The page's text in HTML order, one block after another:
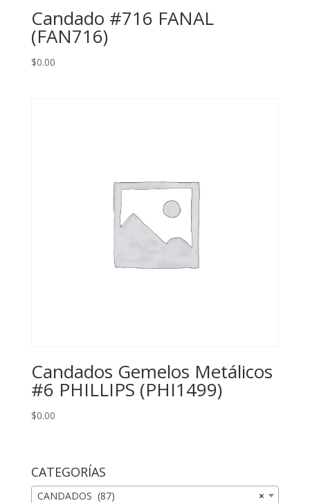
Candado #716 FANAL
(FAN716)
$0.00
Candados Gemelos Metálicos
#6 PHILLIPS (PHI1499)
$0.00
CATEGORÍAS
×
CANDADOS (87)